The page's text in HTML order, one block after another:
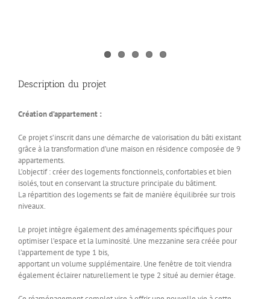
Description du projet
Création d’appartement :
Ce projet s’inscrit dans une démarche de valorisation du bâti existant
grâce à la transformation d’une maison en résidence composée de 9
appartements.
L’objectif : créer des logements fonctionnels, confortables et bien
isolés, tout en conservant la structure principale du bâtiment.
La répartition des logements se fait de manière équilibrée sur trois
niveaux.
Le projet intègre également des aménagements spécifiques pour
optimiser l’espace et la luminosité. Une mezzanine sera créée pour
l’appartement de type 1 bis,
apportant un volume supplémentaire. Une fenêtre de toit viendra
également éclairer naturellement le type 2 situé au dernier étage.